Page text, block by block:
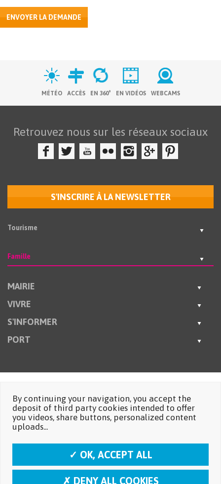
MÉTÉO ACCÈS EN 360° EN VIDÉOS WEBCAMS
Retrouvez nous sur les réseaux sociaux
S'INSCRIRE À LA NEWSLETTER
Tourisme
Famille
MAIRIE
VIVRE
S'INFORMER
PORT
By continuing your navigation, you accept the
deposit of third party cookies intended to offer
you videos, share buttons, personalized content
uploads...
✓ OK, ACCEPT ALL
✗ DENY ALL COOKIES